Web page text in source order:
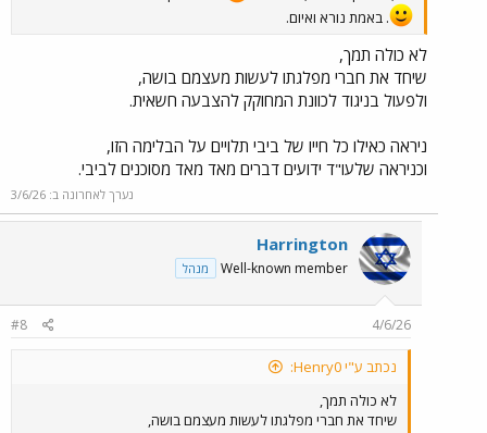
. באמת נורא ואיום.
לא כולה תמך,
שיחד את חברי מפלגתו לעשות מעצמם בושה,
ולפעול בניגוד לכוונת המחוקק להצבעה חשאית.
ניראה כאילו כל חייו של ביבי תלויים על הבלימה הזו,
וכניראה שלעו"ד ידועים דברים מאד מאד מסוכנים לביבי.
נערך לאחרונה ב: 3/6/26
Harrington
Well-known member מנהל
4/6/26
#8
נכתב ע"י Henry0:
לא כולה תמך,
שיחד את חברי מפלגתו לעשות מעצמם בושה,